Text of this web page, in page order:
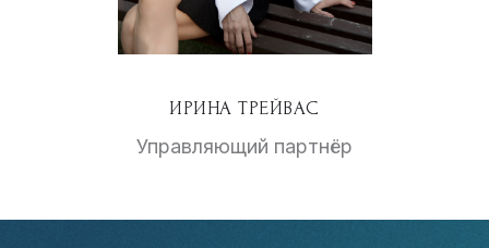
ИРИНА ТРЕЙВАС
Управляющий партнёр